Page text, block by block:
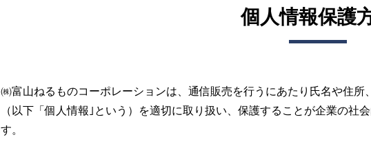
個人情報保護
㈱富山ねるものコーポレーションは、通信販売を行うにあたり氏名や住
（以下「個人情報｣という）を適切に取り扱い、保護することが企業の社
す。